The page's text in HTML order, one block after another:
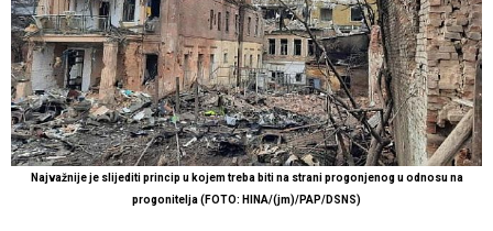
Najvažnije je slijediti princip u kojem treba biti na strani progonjenog u odnosu na
progonitelja (FOTO: HINA/(jm)/PAP/DSNS)